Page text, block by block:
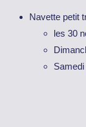
Navette petit
les 30